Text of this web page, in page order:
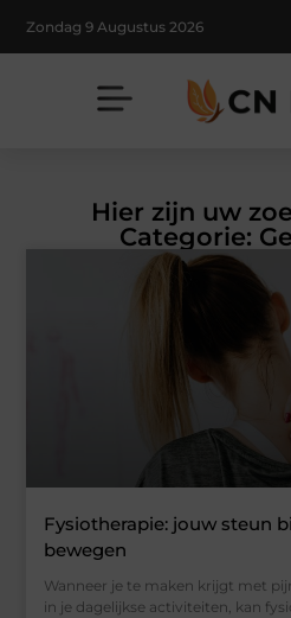
Zondag 9 Augustus 2026
Hier zijn uw
Categorie:
Fysiotherapie: jouw steun
bewegen
Wanneer je te maken krijgt met
in je dagelijkse activiteiten, kan